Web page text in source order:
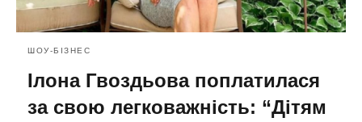
ШОУ-БІЗНЕС
Ілона Гвоздьова поплатилася
за свою легковажність: “Дітям